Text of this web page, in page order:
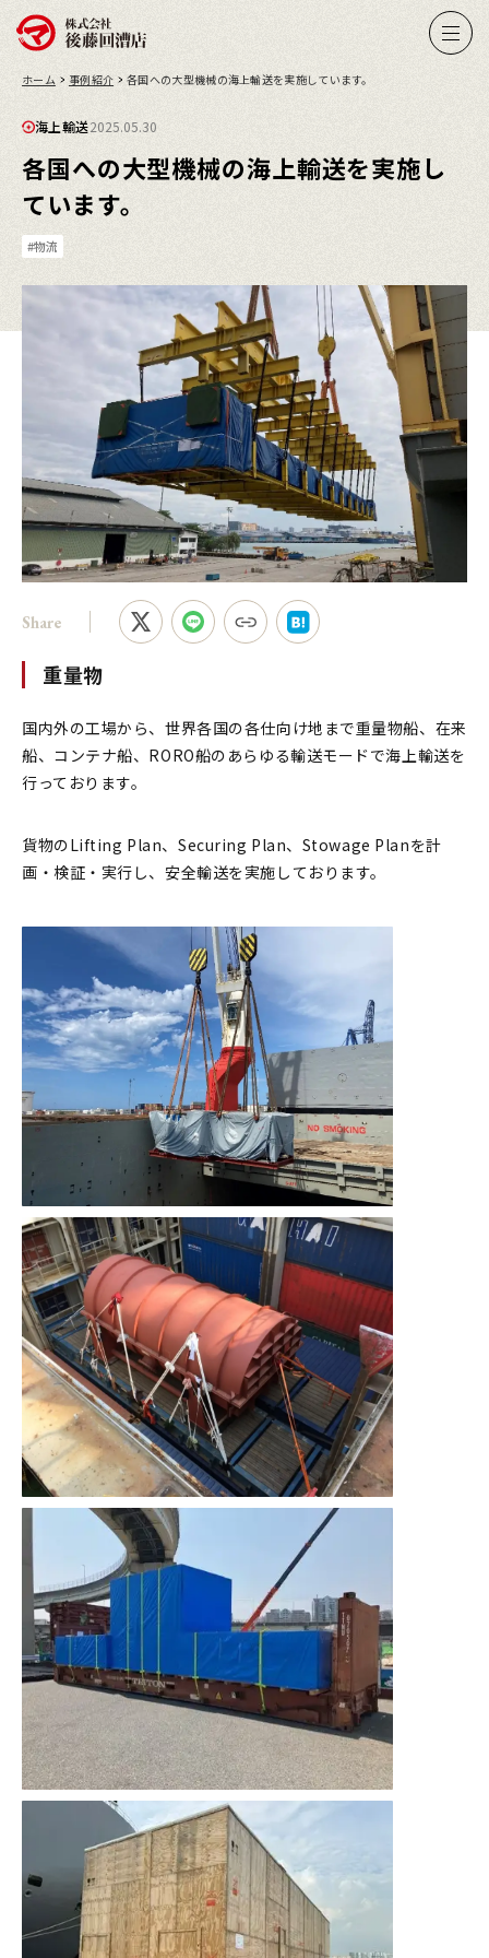
ホーム 事例紹介 各国への大型機械の海上輸送を実施しています。
海上輸送2025.05.30
各国への大型機械の海上輸送を実施し
ています。
#物流
Share
重量物
国内外の工場から、世界各国の各仕向け地まで重量物船、在来
船、コンテナ船、RORO船のあらゆる輸送モードで海上輸送を
行っております。
貨物のLifting Plan、Securing Plan、Stowage Planを計
画・検証・実行し、安全輸送を実施しております。